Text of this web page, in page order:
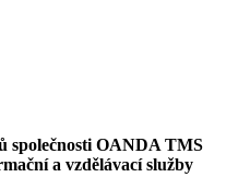
společnosti OANDA TMS
a vzdělávací služby